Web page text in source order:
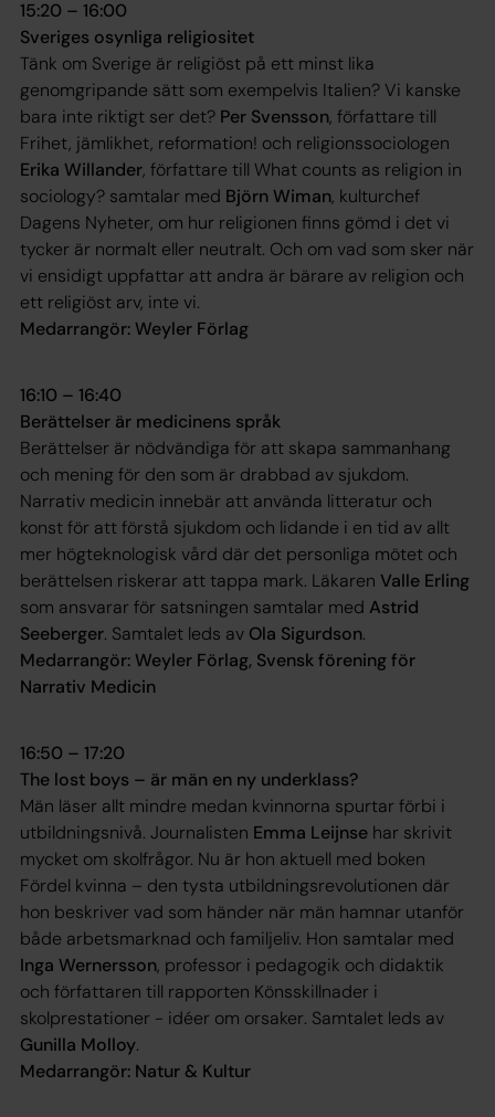
15:20 – 16:00
Sveriges osynliga religiositet
Tänk om Sverige är religiöst på ett minst lika
genomgripande sätt som exempelvis Italien? Vi kanske
bara inte riktigt ser det? Per Svensson, författare till
Frihet, jämlikhet, reformation! och religionssociologen
Erika Willander, författare till What counts as religion in
sociology? samtalar med Björn Wiman, kulturchef
Dagens Nyheter, om hur religionen finns gömd i det vi
tycker är normalt eller neutralt. Och om vad som sker när
vi ensidigt uppfattar att andra är bärare av religion och
ett religiöst arv, inte vi.
Medarrangör: Weyler Förlag
16:10 – 16:40
Berättelser är medicinens språk
Berättelser är nödvändiga för att skapa sammanhang
och mening för den som är drabbad av sjukdom.
Narrativ medicin innebär att använda litteratur och
konst för att förstå sjukdom och lidande i en tid av allt
mer högteknologisk vård där det personliga mötet och
berättelsen riskerar att tappa mark. Läkaren Valle Erling
som ansvarar för satsningen samtalar med Astrid
Seeberger. Samtalet leds av Ola Sigurdson.
Medarrangör: Weyler Förlag, Svensk förening för
Narrativ Medicin
16:50 – 17:20
The lost boys – är män en ny underklass?
Män läser allt mindre medan kvinnorna spurtar förbi i
utbildningsnivå. Journalisten Emma Leijnse har skrivit
mycket om skolfrågor. Nu är hon aktuell med boken
Fördel kvinna – den tysta utbildningsrevolutionen där
hon beskriver vad som händer när män hamnar utanför
både arbetsmarknad och familjeliv. Hon samtalar med
Inga Wernersson, professor i pedagogik och didaktik
och författaren till rapporten Könsskillnader i
skolprestationer - idéer om orsaker. Samtalet leds av
Gunilla Molloy.
Medarrangör: Natur & Kultur